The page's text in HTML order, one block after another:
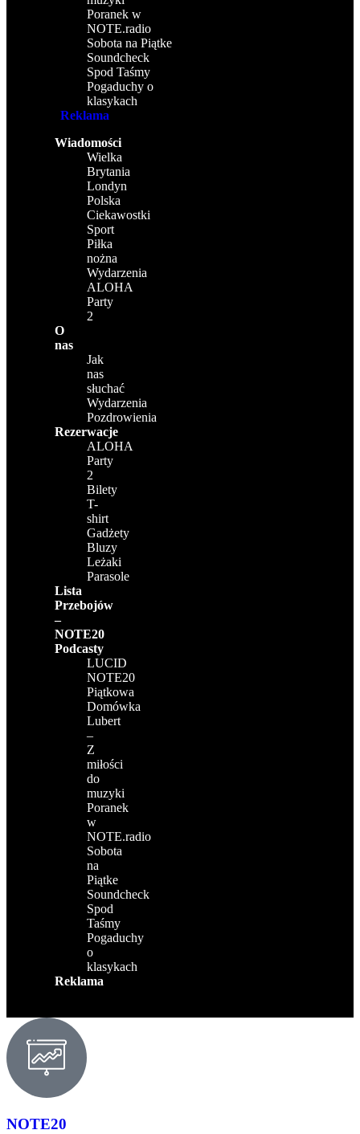
Poranek w
NOTE.radio
Sobota na Piątke
Soundcheck
Spod Taśmy
Pogaduchy o
klasykach
Reklama
Wiadomości
Wielka
Brytania
Londyn
Polska
Ciekawostki
Sport
Piłka
nożna
Wydarzenia
ALOHA
Party
2
O
nas
Jak
nas
słuchać
Wydarzenia
Pozdrowienia
Rezerwacje
ALOHA
Party
2
Bilety
T-
shirt
Gadżety
Bluzy
Leżaki
Parasole
Lista
Przebojów
–
NOTE20
Podcasty
LUCID
NOTE20
Piątkowa
Domówka
Lubert
–
Z
miłości
do
muzyki
Poranek
w
NOTE.radio
Sobota
na
Piątke
Soundcheck
Spod
Taśmy
Pogaduchy
o
klasykach
Reklama
NOTE20